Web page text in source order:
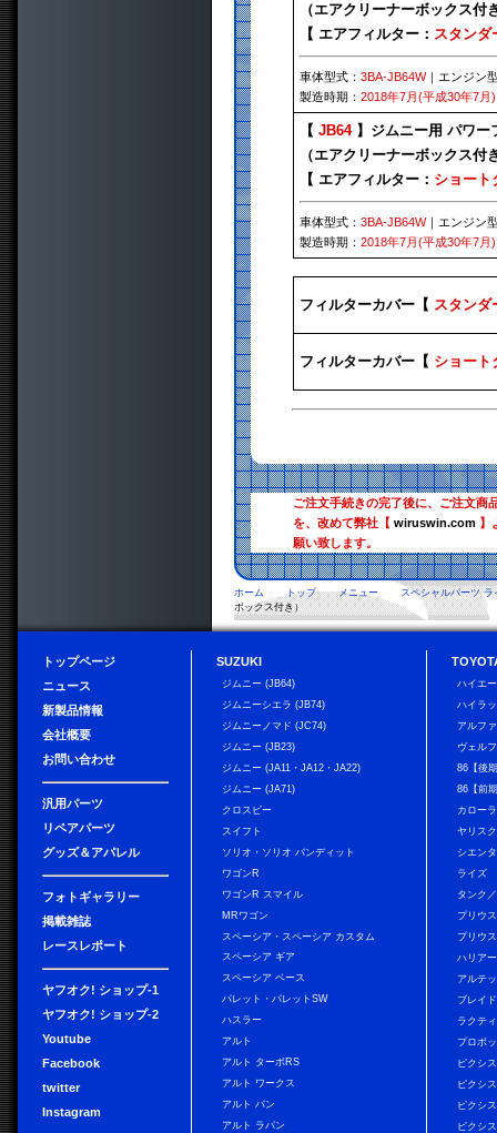
（エアクリーナーボックス付
【 エアフィルター： スタンダ
車体型式： 3BA-JB64W｜エンジン
製造時期： 2018年7月(平成30年7月)
【 JB64】ジムニー用 パワー
（エアクリーナーボックス付
【 エアフィルター： ショート
車体型式： 3BA-JB64W｜エンジン
製造時期： 2018年7月(平成30年7月)
フィルターカバー【 スタンダ
フィルターカバー【 ショート
ご注文手続きの完了後に、ご注文商
を、改めて弊社【 wiruswin.com】
願い致します。
ホーム トップ メニュー
スペシャルパーツ ラ
ボックス付き）
トップページ
ニュース
新製品情報
会社概要
お問い合わせ
汎用パーツ
リペアパーツ
グッズ＆アパレル
フォトギャラリー
掲載雑誌
レースレポート
ヤフオク! ショップ-1
ヤフオク! ショップ-2
Youtube
Facebook
twitter
Instagram
SUZUKI
ジムニー (JB64)
ジムニーシエラ (JB74)
ジムニーノマド (JC74)
ジムニー (JB23)
ジムニー (JA11・JA12・JA22)
ジムニー (JA71)
クロスビー
スイフト
ソリオ・ソリオ バンディット
ワゴンR
ワゴンR スマイル
MRワゴン
スペーシア・スペーシア カスタム
スペーシア ギア
スペーシア ベース
パレット・パレットSW
ハスラー
アルト
アルト ターボRS
アルト ワークス
アルト バン
アルト ラパン
ハイエ
ハイラ
アルフ
ヴェル
86【後
86【前
カロー
ヤリス
シエンタ
ライズ
タンク
プリウス
プリウ
ハリアー
アルテ
ブレイド
ラクテ
プロボ
ピクシ
ピクシ
ピクシ
ピクシ